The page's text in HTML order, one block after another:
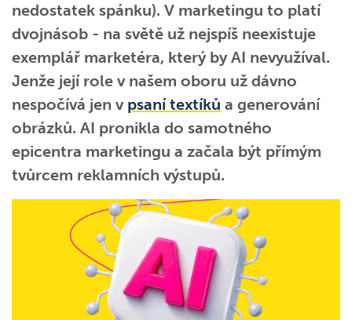
nedostatek spánku). V marketingu to platí
dvojnásob - na světě už nejspíš neexistuje
exemplář marketéra, který by AI nevyužíval.
Jenže její role v našem oboru už dávno
nespočívá jen v psaní textíků a generování
obrázků. AI pronikla do samotného
epicentra marketingu a začala být přímým
tvůrcem reklamních výstupů.